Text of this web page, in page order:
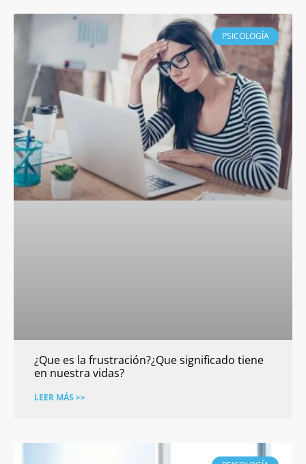
PSICOLOGÍA
¿Que es la frustración?¿Que significado tiene
en nuestra vidas?
LEER MÁS >>